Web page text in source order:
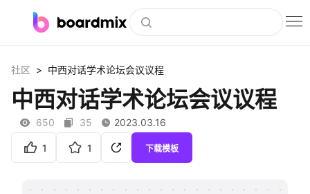
社区资源
下载
会员
社区 > 中西对话学术论坛会议议程
中西对话学术论坛会议议程
650 35 2023.03.16
1 1 下载模板